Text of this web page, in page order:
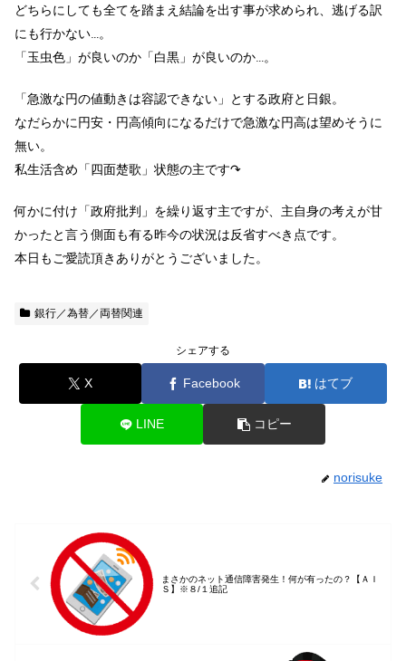
どちらにしても全てを踏まえ結論を出す事が求められ、逃げる訳
にも行かない…。
「玉虫色」が良いのか「白黒」が良いのか…。
「急激な円の値動きは容認できない」とする政府と日銀。
なだらかに円安・円高傾向になるだけで急激な円高は望めそうに
無い。
私生活含め「四面楚歌」状態の主です↷
何かに付け「政府批判」を繰り返す主ですが、主自身の考えが甘
かったと言う側面も有る昨今の状況は反省すべき点です。
本日もご愛読頂きありがとうございました。
銀行／為替／両替関連
シェアする
X Facebook はてブ
LINE コピー
norisuke
まさかのネット通信障害発生！何が有ったの？【ＡＩ
Ｓ】※８/１追記